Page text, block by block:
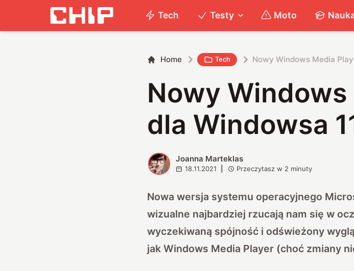
Tech Testy Moto
Home Tech Nowy Windows Media
Nowy
dla Windowsa
J Joanna Marteklas
18.11.2021 Przeczytasz w 2 minuty
Nowa wersja systemu operacyjnego
wizualne najbardziej rzucają nam się w
wyczekiwaną spójność i odświeżony
jak Windows Media Player (choć zmiany